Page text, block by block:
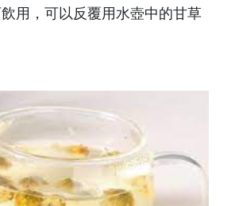
用，可以反覆用水壺中的甘草